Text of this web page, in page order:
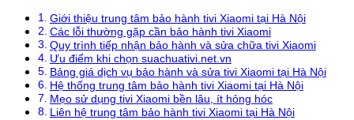
Giới thiệu trung tâm bảo hành tivi Xiaomi tại Hà Nội
Các lỗi thường gặp cần bảo hành tivi Xiaomi
Quy trình tiếp nhận bảo hành và sửa chữa tivi Xiaomi
Ưu điểm khi chọn suachuativi.net.vn
Bảng giá dịch vụ bảo hành và sửa tivi Xiaomi tại Hà Nội
Hệ thống trung tâm bảo hành tivi Xiaomi tại Hà Nội
Mẹo sử dụng tivi Xiaomi bền lâu, ít hỏng hóc
Liên hệ trung tâm bảo hành tivi Xiaomi tại Hà Nội